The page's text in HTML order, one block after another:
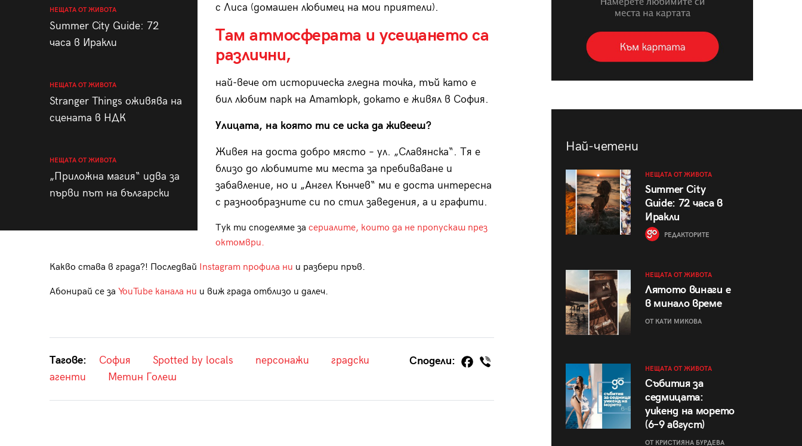
НЕЩАТА ОТ ЖИВОТА
Summer City Guide: 72
часа в Иракли
НЕЩАТА ОТ ЖИВОТА
Stranger Things оживява на
сцената в НДК
НЕЩАТА ОТ ЖИВОТА
„Приложна магия“ идва за
първи път на български
с Лиса (домашен любимец на мои приятели).
Там атмосферата и усещането са
различни,
най-вече от историческа гледна точка, тъй като е
бил любим парк на Ататюрк, докато е живял в София.
Улицата, на която ти се иска да живееш?
Живея на доста добро място – ул. „Славянска“. Тя е
близо до любимите ми места за пребиваване и
забавление, но и „Ангел Кънчев“ ми е доста интересна
с разнообразните си по стил заведения, а и графити.
Тук ти споделяме за сериалите, които да не пропускаш през
октомври.
Какво става в града?! Последвай Instagram профила ни и разбери пръв.
Абонирай се за YouTube канала ни и виж града отблизо и далеч.
Тагове: София Spotted by locals персонажи
градски
агенти
Метин Голеш
Сподели:
Най-четени
НЕЩАТА ОТ ЖИВОТА
Summer City
Guide: 72 часа в
Иракли
РЕДАКТОРИТЕ
НЕЩАТА ОТ ЖИВОТА
Лятото винаги е
в минало време
ОТ КАТИ МИКОВА
НЕЩАТА ОТ ЖИВОТА
Събития за
седмицата:
уикенд на морето
(6–9 август)
ОТ КРИСТИЯНА БУРДЕВА